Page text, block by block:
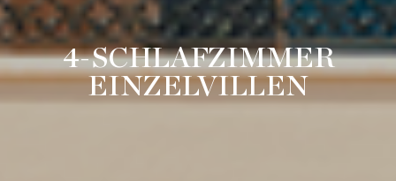
4-SCHLAFZIMMER
EINZELVILLEN